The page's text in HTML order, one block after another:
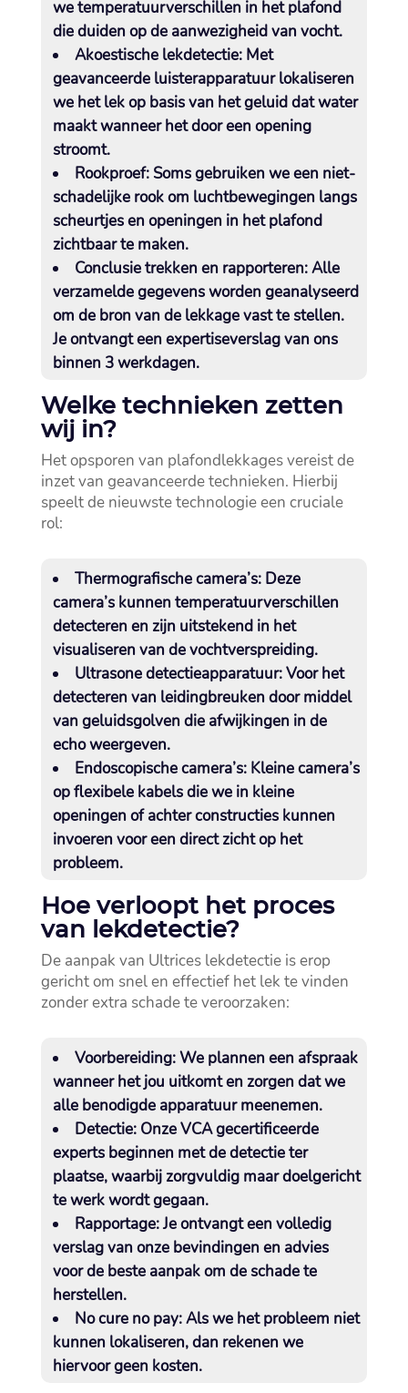
we temperatuurverschillen in het plafond
die duiden op de aanwezigheid van vocht.​
Akoestische lekdetectie:Met
geavanceerde luisterapparatuur lokaliseren
we het lek op basis van het geluid dat water
maakt wanneer het door een opening
stroomt.​
Rookproef:Soms gebruiken we een niet-
schadelijke rook om luchtbewegingen langs
scheurtjes en openingen in het plafond
zichtbaar te maken.​
Conclusie trekken en rapporteren:Alle
verzamelde gegevens worden geanalyseerd
om de bron van de lekkage vast te stellen.​
Je ontvangt een expertiseverslag van ons
binnen 3 werkdagen.​
Welke technieken zetten
wij in?
Het opsporen van plafondlekkages vereist de
inzet van geavanceerde technieken.​ Hierbij
speelt de nieuwste technologie een cruciale
rol:
Thermografische camera’s:Deze
camera’s kunnen temperatuurverschillen
detecteren en zijn uitstekend in het
visualiseren van de vochtverspreiding.​
Ultrasone detectieapparatuur:Voor het
detecteren van leidingbreuken door middel
van geluidsgolven die afwijkingen in de
echo weergeven.​
Endoscopische camera’s:Kleine camera’s
op flexibele kabels die we in kleine
openingen of achter constructies kunnen
invoeren voor een direct zicht op het
probleem.​
Hoe verloopt het proces
van lekdetectie?
De aanpak van Ultrices lekdetectie is erop
gericht om snel en effectief het lek te vinden
zonder extra schade te veroorzaken:
Voorbereiding:We plannen een afspraak
wanneer het jou uitkomt en zorgen dat we
alle benodigde apparatuur meenemen.​
Detectie:Onze VCA gecertificeerde
experts beginnen met de detectie ter
plaatse, waarbij zorgvuldig maar doelgericht
te werk wordt gegaan.​
Rapportage:Je ontvangt een volledig
verslag van onze bevindingen en advies
voor de beste aanpak om de schade te
herstellen.​
No cure no pay:Als we het probleem niet
kunnen lokaliseren, dan rekenen we
hiervoor geen kosten.​